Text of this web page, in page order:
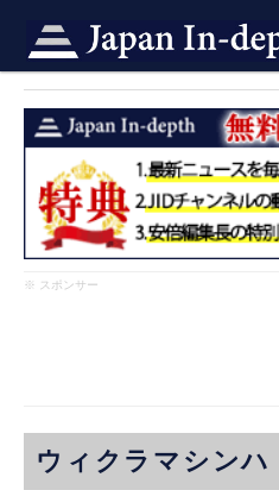
※ スポンサー
ウィクラマシンハ